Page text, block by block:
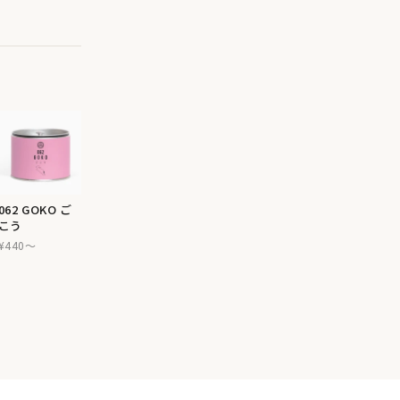
GOKO ご
う
〜